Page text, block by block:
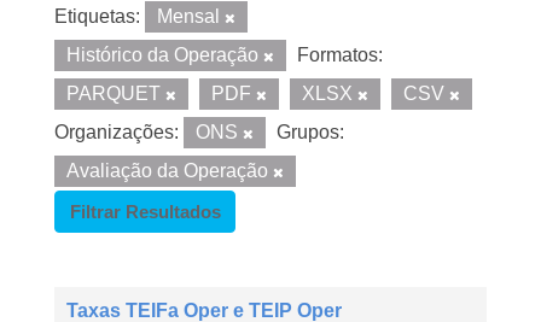
Etiquetas:
Mensal
Histórico da Operação
Formatos:
PARQUET
PDF XLSX
CSV
Organizações:
ONS
Grupos:
Avaliação da Operação
Filtrar Resultados
Taxas TEIFa Oper e TEIP Oper